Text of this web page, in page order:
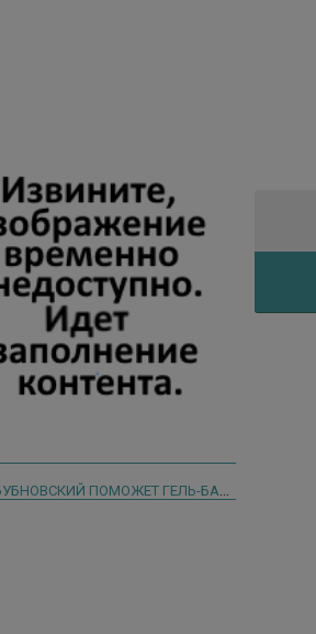
ДОКТОР БУБНОВСКИЙ ПОМОЖЕТ ГЕЛЬ-БАЛЬЗАМ Д/ТЕЛА БИШОФИТ 125 МЛ ТУБА/ПАЧ. КАРТ